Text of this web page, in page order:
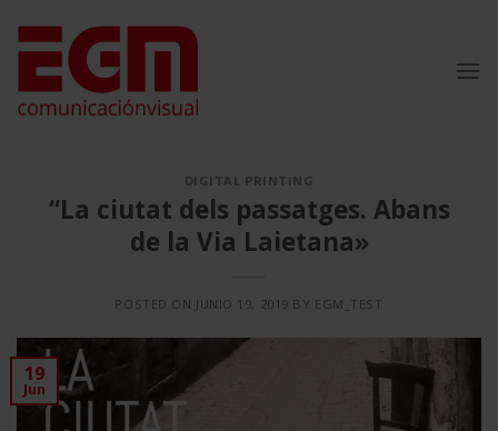
contenido
DIGITAL PRINTING
“La ciutat dels passatges. Abans
de la Via Laietana»
POSTED ON JUNIO 19, 2019 BY EGM_TEST
19
Jun